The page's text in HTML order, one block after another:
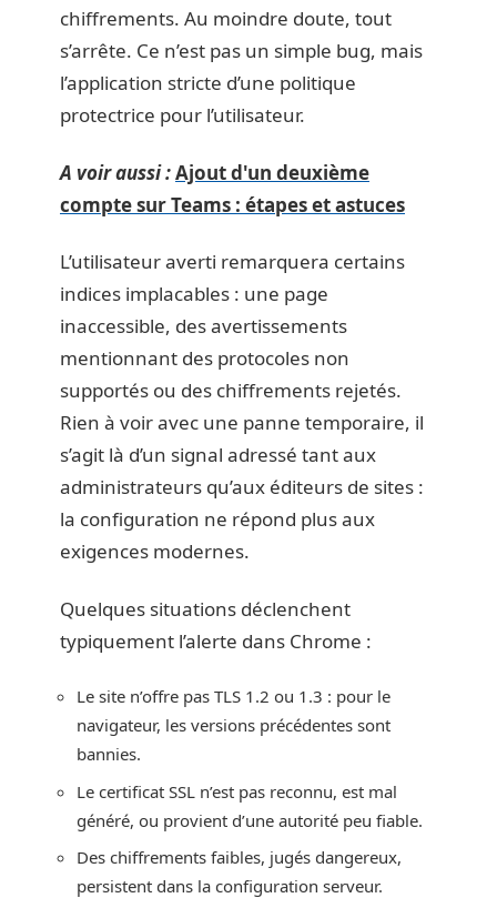
chiffrements. Au moindre doute, tout
s’arrête. Ce n’est pas un simple bug, mais
l’application stricte d’une politique
protectrice pour l’utilisateur.
A voir aussi :Ajout d'un deuxième
compte sur Teams : étapes et astuces
L’utilisateur averti remarquera certains
indices implacables : une page
inaccessible, des avertissements
mentionnant des protocoles non
supportés ou des chiffrements rejetés.
Rien à voir avec une panne temporaire, il
s’agit là d’un signal adressé tant aux
administrateurs qu’aux éditeurs de sites :
la configuration ne répond plus aux
exigences modernes.
Quelques situations déclenchent
typiquement l’alerte dans Chrome :
Le site n’offre pas TLS 1.2 ou 1.3 : pour le
navigateur, les versions précédentes sont
bannies.
Le certificat SSL n’est pas reconnu, est mal
généré, ou provient d’une autorité peu fiable.
Des chiffrements faibles, jugés dangereux,
persistent dans la configuration serveur.